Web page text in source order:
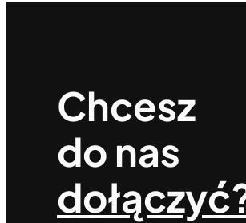
Chcesz
do nas